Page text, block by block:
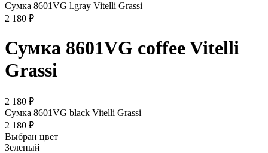
Сумка 8601VG l.gray Vitelli Grassi
2 180 ₽
Сумка 8601VG coffee Vitelli
Grassi
2 180 ₽
Сумка 8601VG black Vitelli Grassi
2 180 ₽
Выбран цвет
Зеленый